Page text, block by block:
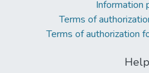
Information
Terms of
Terms of authorization
Help